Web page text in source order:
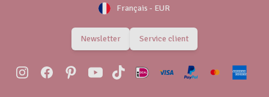
Français - EUR
Newsletter Service client